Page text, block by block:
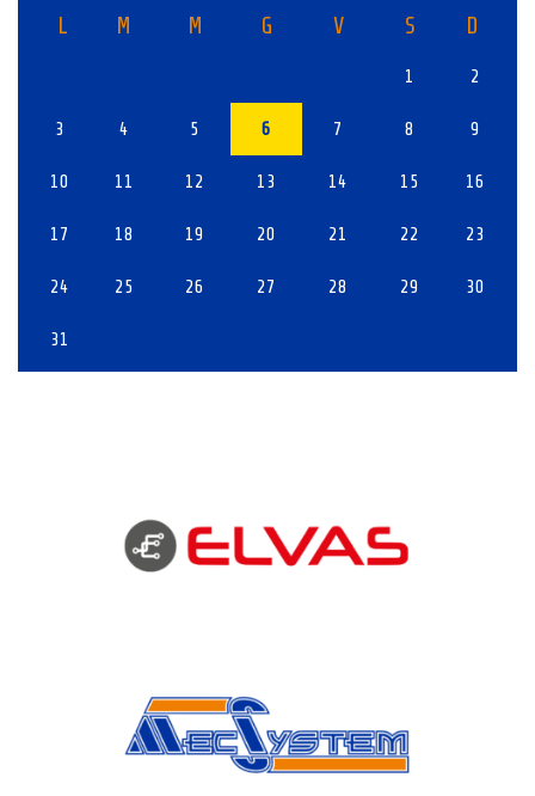
L M M G V S D
1 2
3 4 5 6 7 8 9
10 11 12 13 14 15 16
17 18 19 20 21 22 23
24 25 26 27 28 29 30
31